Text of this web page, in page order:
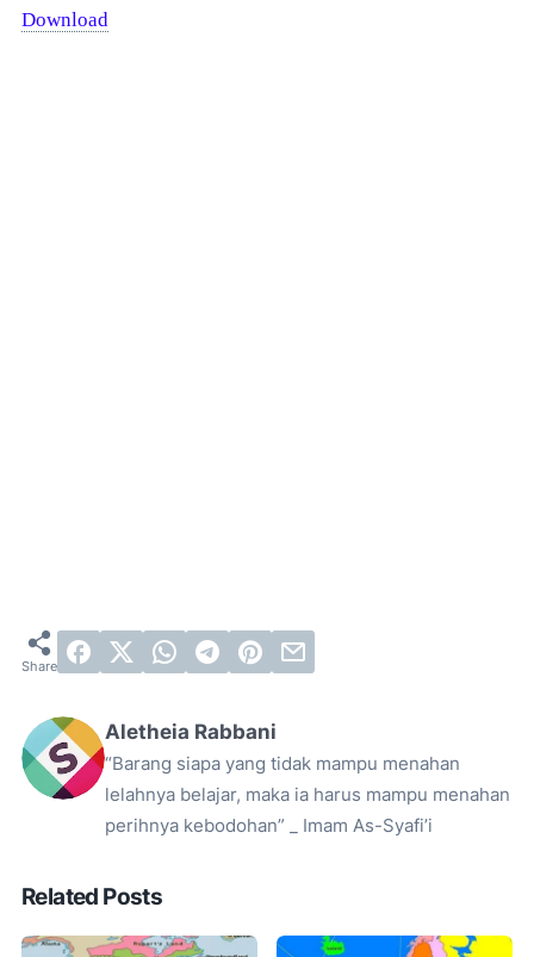
Download
Aletheia Rabbani
“Barang siapa yang tidak mampu menahan
lelahnya belajar, maka ia harus mampu menahan
perihnya kebodohan” _ Imam As-Syafi’i
Related Posts